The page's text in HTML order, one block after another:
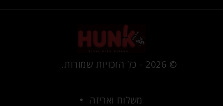
© 2026 - כל הזכויות שמורות.
משלוח ואריזה